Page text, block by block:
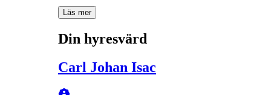
Läs mer
Din hyresvärd
Carl Johan Isac